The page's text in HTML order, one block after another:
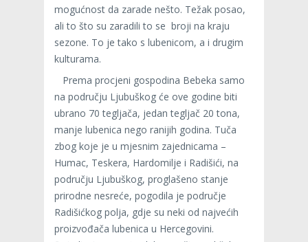
mogućnost da zarade nešto. Težak posao,
ali to što su zaradili to se broji na kraju
sezone. To je tako s lubenicom, a i drugim
kulturama.
Prema procjeni gospodina Bebeka samo
na području Ljubuškog će ove godine biti
ubrano 70 tegljača, jedan tegljač 20 tona,
manje lubenica nego ranijih godina. Tuča
zbog koje je u mjesnim zajednicama –
Humac, Teskera, Hardomilje i Radišići, na
području Ljubuškog, proglašeno stanje
prirodne nesreće, pogodila je područje
Radišićkog polja, gdje su neki od najvećih
proizvođača lubenica u Hercegovini.